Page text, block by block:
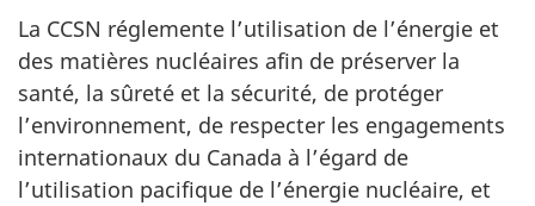
La CCSN réglemente l’utilisation de l’énergie et
des matières nucléaires afin de préserver la
santé, la sûreté et la sécurité, de protéger
l’environnement, de respecter les engagements
internationaux du Canada à l’égard de
l’utilisation pacifique de l’énergie nucléaire, et